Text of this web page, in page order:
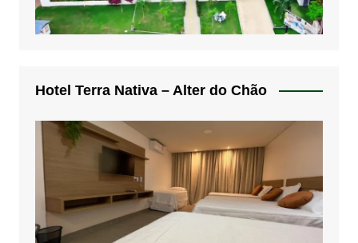
Hotel Terra Nativa – Alter do Chão